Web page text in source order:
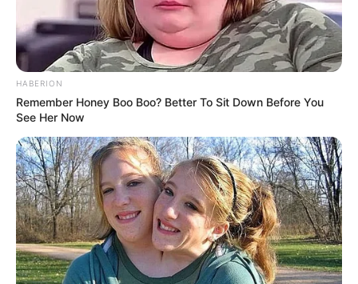
HABERION
Remember Honey Boo Boo? Better To Sit Down Before You
See Her Now